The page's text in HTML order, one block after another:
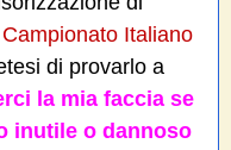
Italiano
di provarlo a
la mia faccia se
inutile o dannoso